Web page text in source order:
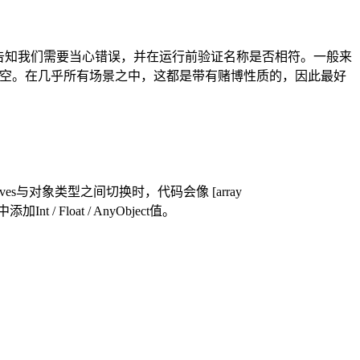
我们需要当心错误，并在运行前验证名称是否相符。一般来
。在几乎所有场景之中，这都是带有赌博性质的，因此最好
与对象类型之间切换时，代码会像 [array
加Int / Float / AnyObject值。